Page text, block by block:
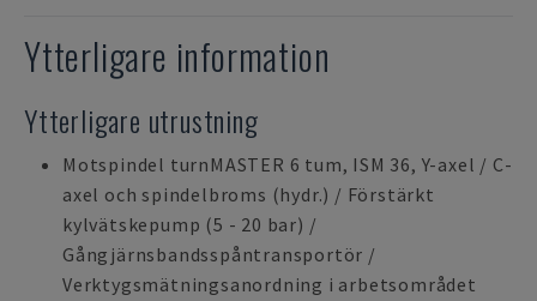
Ytterligare information
Ytterligare utrustning
Motspindel turnMASTER 6 tum, ISM 36, Y-axel / C-
axel och spindelbroms (hydr.) / Förstärkt
kylvätskepump (5 - 20 bar) /
Gångjärnsbandsspåntransportör /
Verktygsmätningsanordning i arbetsområdet